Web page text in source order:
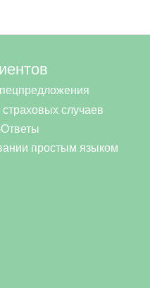
случаев
простым языком